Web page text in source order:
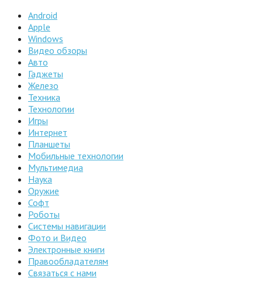
Android
Apple
Windows
Видео обзоры
Авто
Гаджеты
Железо
Техника
Технологии
Игры
Интернет
Планшеты
Мобильные технологии
Мультимедиа
Наука
Оружие
Софт
Роботы
Системы навигации
Фото и Видео
Электронные книги
Правообладателям
Связаться с нами